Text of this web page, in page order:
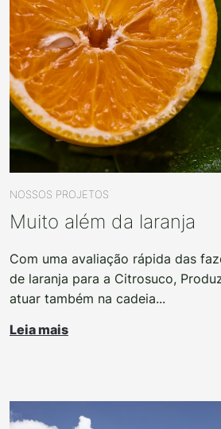
NOSSOS PROJETOS
Muito além da laranja
Com uma avaliação rápida das
de laranja para a Citrosuco,
atuar também na cadeia...
Leia mais